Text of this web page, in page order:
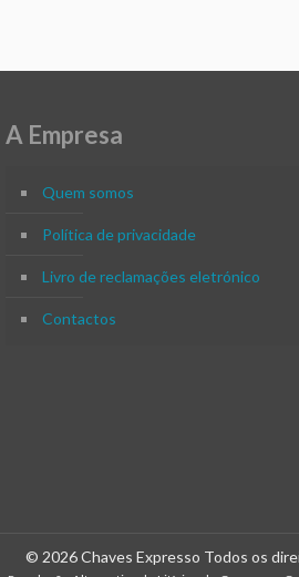
A Empresa
Quem somos
Política de privacidade
Livro de reclamações eletrónico
Contactos
© 2026 Chaves Expresso Todos os